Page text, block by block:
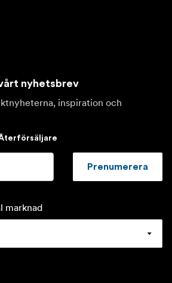
nyhetsbrev
inspiration och
Prenumerera
marknad